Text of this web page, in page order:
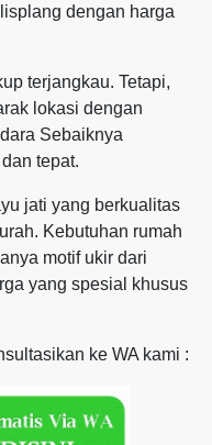
dengan harga
terjangkau. Tetapi,
lokasi dengan
Sebaiknya
tepat.
jati yang berkualitas
Kebutuhan rumah
motif ukir dari
yang spesial khusus
ke WA kami :